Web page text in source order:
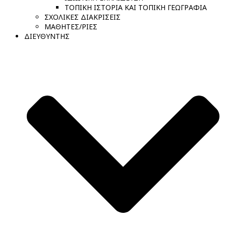
ΤΟΠΙΚΗ ΙΣΤΟΡΙΑ ΚΑΙ ΤΟΠΙΚΗ ΓΕΩΓΡΑΦΙΑ
ΣΧΟΛΙΚΕΣ ΔΙΑΚΡΙΣΕΙΣ
ΜΑΘΗΤΕΣ/ΡΙΕΣ
ΔΙΕΥΘΥΝΤΗΣ